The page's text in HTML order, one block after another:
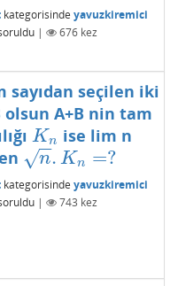
kategorisinde yavuzkiremici
| 676kez
seçilen iki
olsun A+B nin tam
Kn
Kn
ise lim n
n
−
−
√ . Kn =?
n.Kn =?
kategorisinde yavuzkiremici
| 743 kez